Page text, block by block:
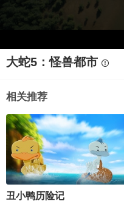
大蛇5：怪兽都市
相关推荐
丑小鸭历险记